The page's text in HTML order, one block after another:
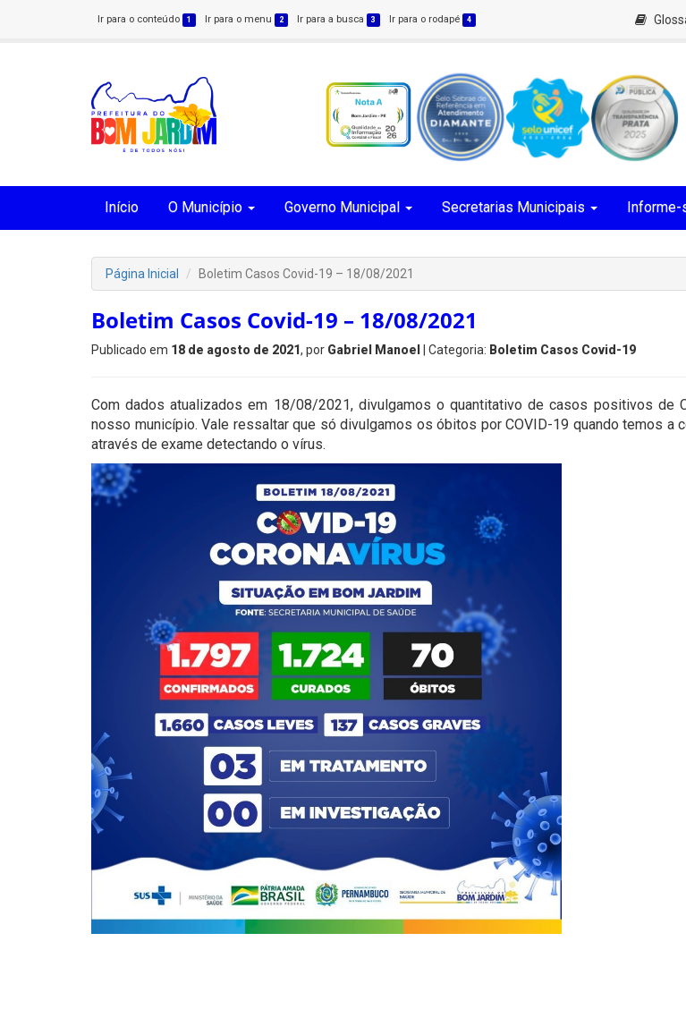
Ir para o conteúdo 1 Ir para o menu 2 Ir para a busca 3 Ir para o rodapé 4
Início O Município Governo Municipal Secretarias Municipais Informe-
Página Inicial Boletim Casos Covid-19 – 18/08/2021
Boletim Casos Covid-19 – 18/08/2021
Publicado em 18 de agosto de 2021, por Gabriel Manoel | Categoria: Boletim Casos Covid-19
Com dados atualizados em 18/08/2021, divulgamos o quantitativo de casos positivos de
nosso município. Vale ressaltar que só divulgamos os óbitos por COVID-19 quando temos a
através de exame detectando o vírus.